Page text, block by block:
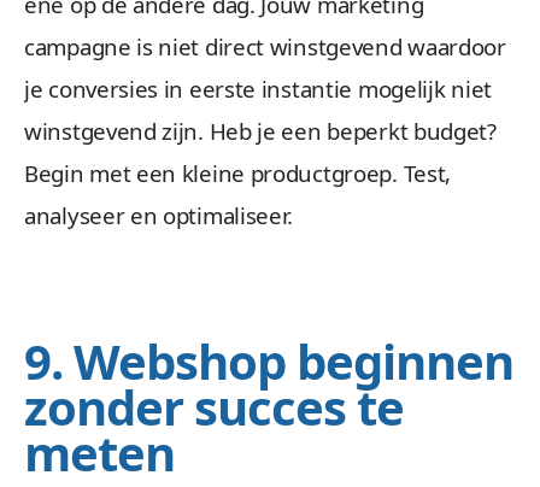
campagne is niet direct winstgevend waardoor
je conversies in eerste instantie mogelijk niet
winstgevend zijn. Heb je een beperkt budget?
Begin met een kleine productgroep. Test,
analyseer en optimaliseer.
9. Webshop beginnen
zonder succes te
meten